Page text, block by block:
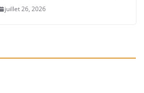
juillet 26, 2026